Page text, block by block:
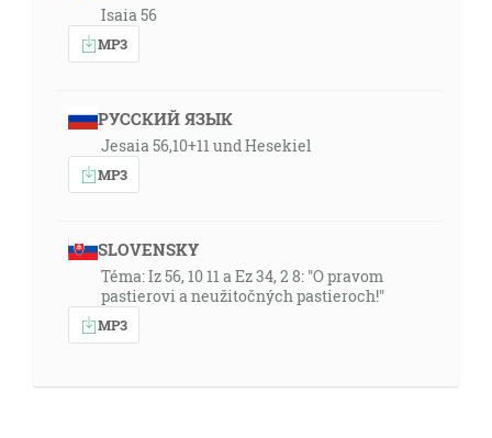
Isaia 56
MP3
РУССКИЙ ЯЗЫК
Jesaia 56,10+11 und Hesekiel
MP3
SLOVENSKY
Téma: Iz 56, 10 11 a Ez 34, 2 8: "O pravom
pastierovi a neužitočných pastieroch!"
MP3